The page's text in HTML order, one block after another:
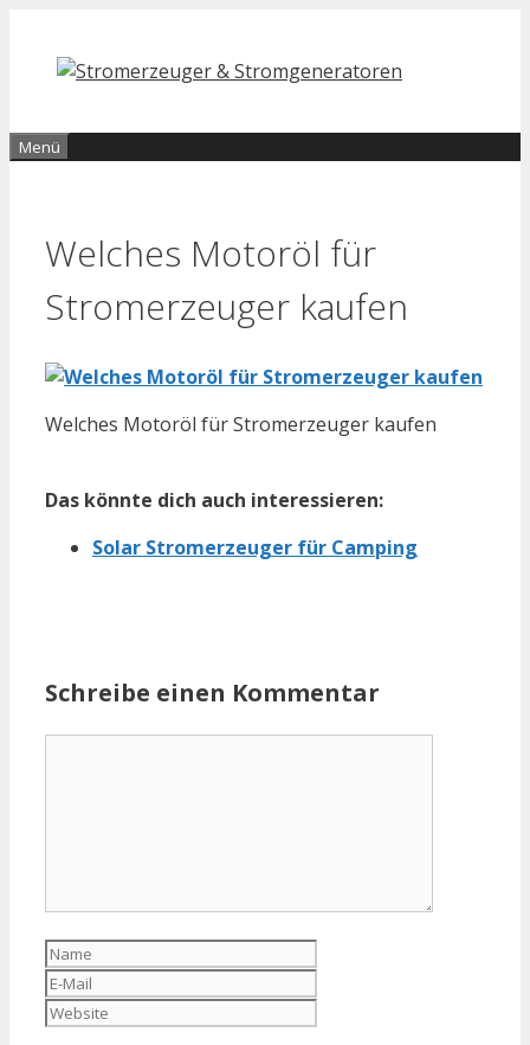
Inhalt
springen
Menü
Welches Motoröl für
Stromerzeuger kaufen
Welches Motoröl für Stromerzeuger kaufen
Das könnte dich auch interessieren:
Solar Stromerzeuger für Camping
Schreibe einen Kommentar
Name